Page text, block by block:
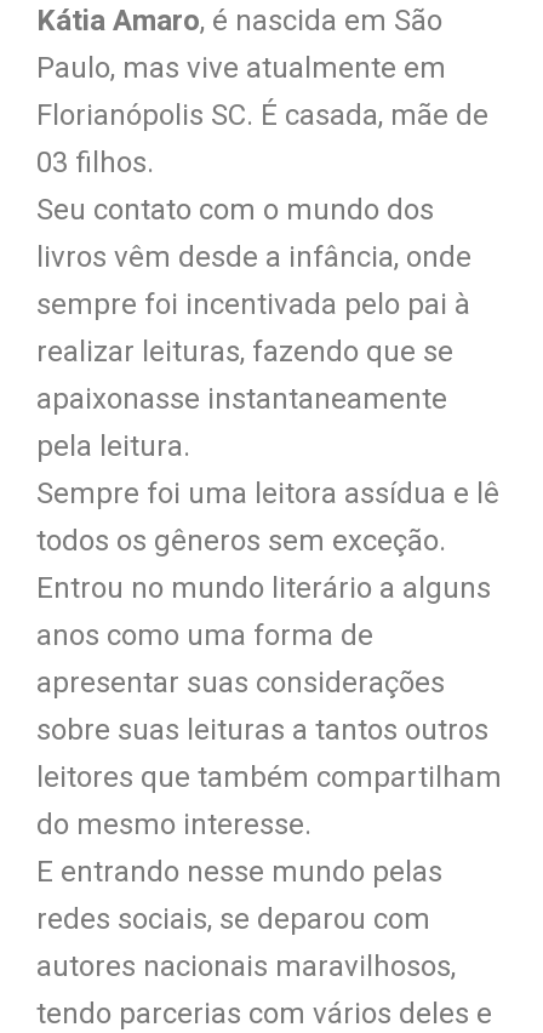
Kátia Amaro, é nascida em São
Paulo, mas vive atualmente em
Florianópolis SC. É casada, mãe de
03 filhos.
Seu contato com o mundo dos
livros vêm desde a infância, onde
sempre foi incentivada pelo pai à
realizar leituras, fazendo que se
apaixonasse instantaneamente
pela leitura.
Sempre foi uma leitora assídua e lê
todos os gêneros sem exceção.
Entrou no mundo literário a alguns
anos como uma forma de
apresentar suas considerações
sobre suas leituras a tantos outros
leitores que também compartilham
do mesmo interesse.
E entrando nesse mundo pelas
redes sociais, se deparou com
autores nacionais maravilhosos,
tendo parcerias com vários deles e